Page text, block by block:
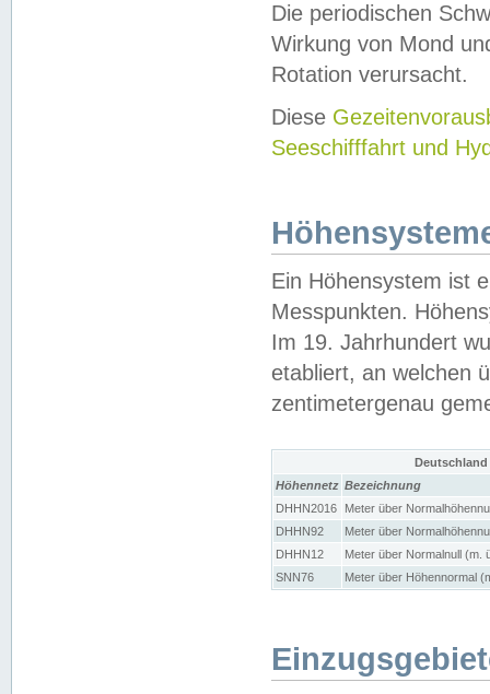
Die periodischen
Wirkung von Mond
Rotation verursacht.
Diese
Seeschifffahrt und
Ein Höhensystem ist
Messpunkten.
Im 19. Jahrhundert
etabliert, an welchen
zentimetergenau
Höhennetz Bezeichnung
DHHN2016
Meter über
DHHN92
Meter über
DHHN12
Meter über Normalnull (m.
SNN76
Meter über Höhennormal